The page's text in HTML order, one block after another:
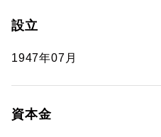
設立
1947年07月
資本金